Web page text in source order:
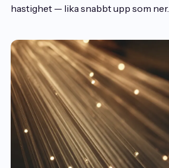
hastighet — lika snabbt upp som ner.